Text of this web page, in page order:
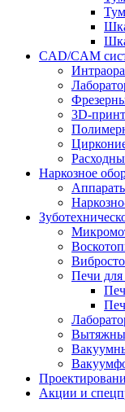
CAD/CAM
3D-
Наркозное
Печи для
Акции и